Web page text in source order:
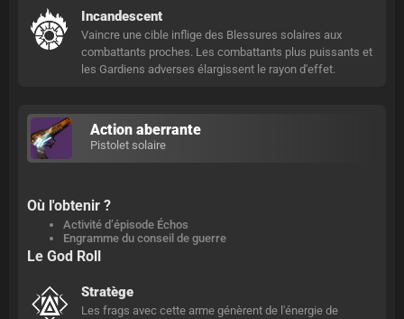
Incandescent
Vaincre une cible inflige des Blessures solaires aux
combattants proches. Les combattants plus puissants et
les Gardiens adverses élargissent le rayon d'effet.
Action aberrante
Pistolet solaire
Où l'obtenir ?
Activité d’épisode Échos
Engramme du conseil de guerre
Le God Roll
Stratège
Les frags avec cette arme génèrent de l'énergie de